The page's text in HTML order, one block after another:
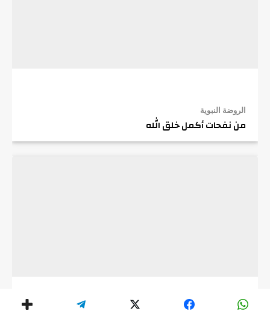
الروضة النبوية
من نفحات أكمل خلق الله